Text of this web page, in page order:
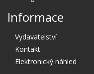
Informace
Vydavatelství
Kontakt
Elektronický náhled